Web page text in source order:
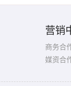
营销
商务合
媒资合